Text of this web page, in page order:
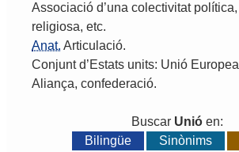
Associació d’una colectivitat política,
religiosa, etc.
Anat. Articulació.
Conjunt d’Estats units: Unió Europea
Aliança, confederació.
Buscar Unió en:
Bilingüe
Sinònims